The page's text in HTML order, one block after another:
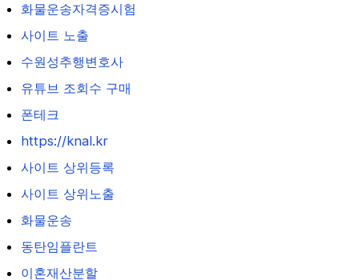
화물운송자격증시험
사이트 노출
수원성추행변호사
유튜브 조회수 구매
폰테크
https://knal.kr
사이트 상위등록
사이트 상위노출
화물운송
동탄임플란트
이혼재산분할